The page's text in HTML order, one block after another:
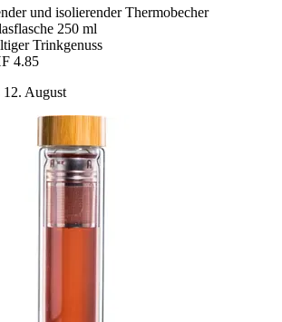
und isolierender Thermobecher
250 ml
Trinkgenuss
4.85
12. August